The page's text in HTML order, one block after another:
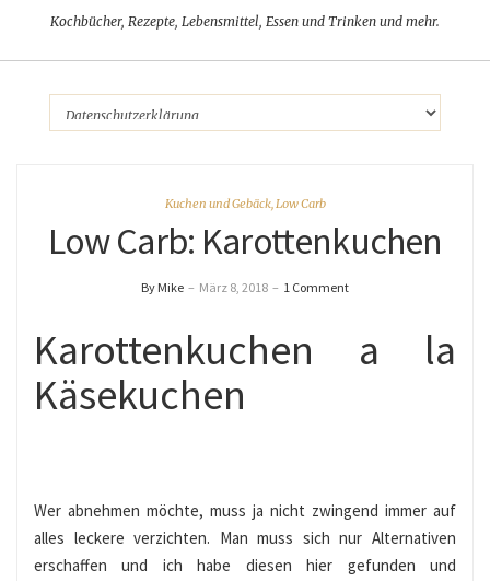
Kochbücher, Rezepte, Lebensmittel, Essen und Trinken und mehr.
Kuchen und Gebäck,Low Carb
Low Carb: Karottenkuchen
By Mike – März 8, 2018 – 1 Comment
Karottenkuchen a la
Käsekuchen
Wer abnehmen möchte, muss ja nicht zwingend immer auf
alles leckere verzichten. Man muss sich nur Alternativen
erschaffen und ich habe diesen hier gefunden und